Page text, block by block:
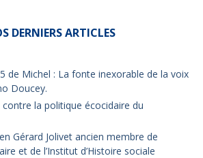
DERNIERS ARTICLES
de Michel : La fonte inexorable de la voix
Doucey.
la politique écocidaire du
Gérard Jolivet ancien membre de
et de l’Institut d’Histoire sociale